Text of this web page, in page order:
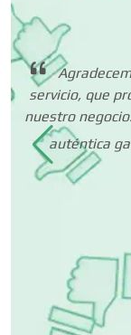
servicio, que
nuestro
auténtica